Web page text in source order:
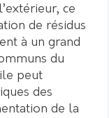
ce
de résidus
à un grand
du
peut
des
de la